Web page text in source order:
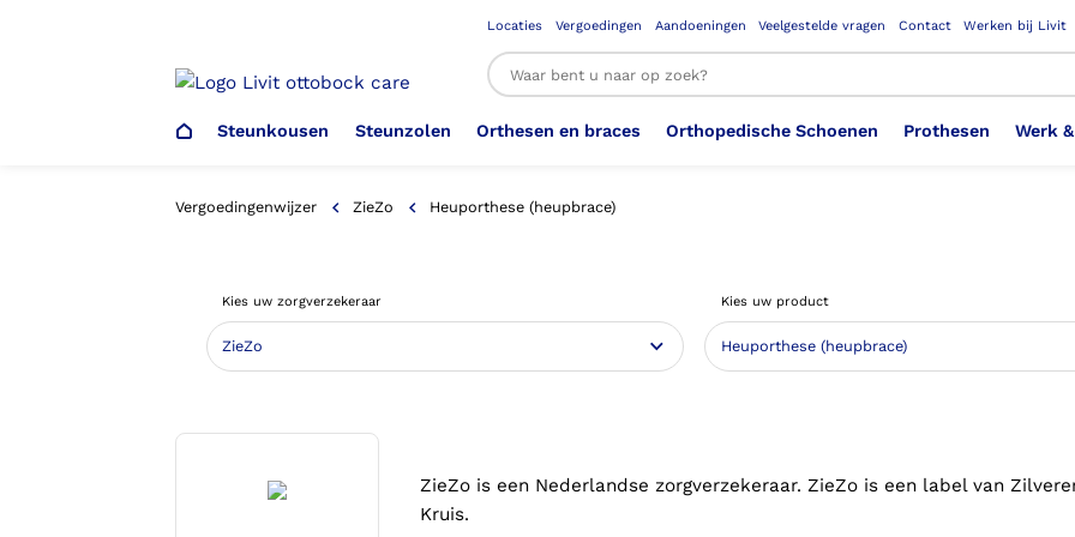
Locaties Vergoedingen Aandoeningen Veelgestelde vragen Contact Werken bij Livit
Steunkousen
Steunkousen (klasse 1)
Kousen (klasse 2)
Aantrekhulpen
Steunzolen
Steunzolen 3D geprinte steunzolen
Voetdrukmeting
Orthesen en braces
Arm Elleboog Been Knie
Heup Bekken Lies Hoofd Nek
Orthopedische Schoenen
Schoenencatalogus Orthopedische Schoenen OSA
Ambulo Badschoenen
Prothesen
Armprothese Bovenbeenprothese
Elleboogprothese Hand & Vinger prothese
Onderbeenprothese
Werk
Werkgever
Werknemer
Vergoedingenwijzer ZieZo Heuporthese (heupbrace)
Kies uw zorgverzekeraar Kies uw product
ZieZo is een Nederlandse zorgverzekeraar. ZieZo is een label van
Kruis.